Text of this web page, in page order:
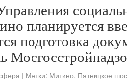
планируется
подготовка
| Метки: Митино, Пятницкое